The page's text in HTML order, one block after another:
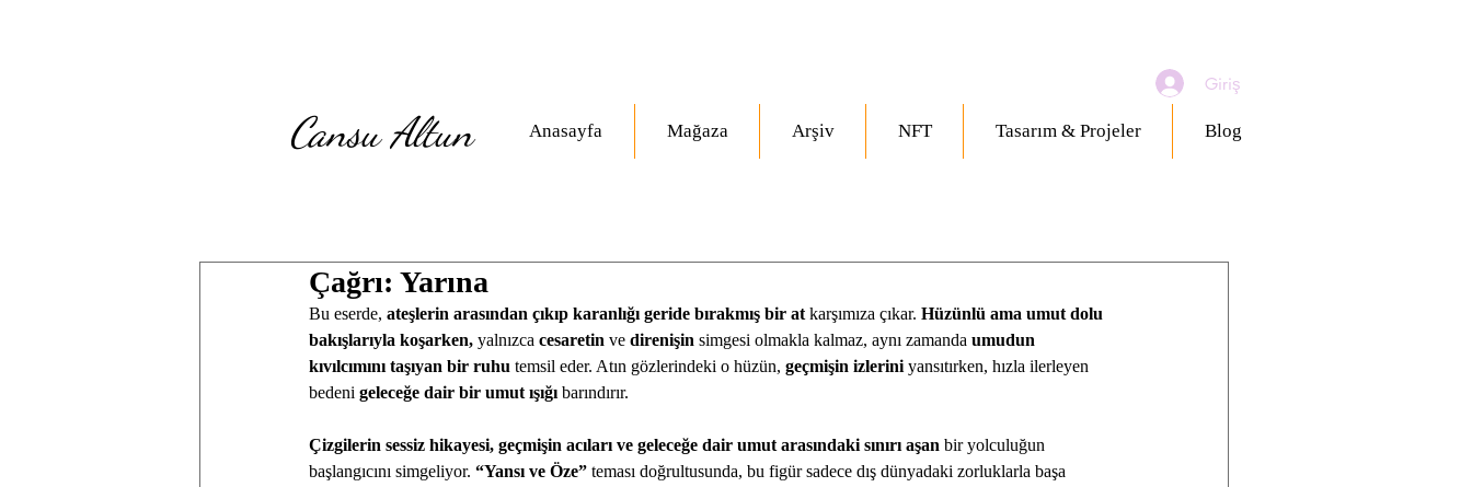
Giriş
Çağrı: Yarına
Bu eserde, ateşlerin arasından çıkıp karanlığı geride bırakmış bir at karşımıza çıkar. Hüzünlü ama umut dolu
bakışlarıyla koşarken, yalnızca cesaretin ve direnişin simgesi olmakla kalmaz, aynı zamanda umudun
kıvılcımını taşıyan bir ruhu temsil eder. Atın gözlerindeki o hüzün, geçmişin izlerini yansıtırken, hızla ilerleyen
bedeni geleceğe dair bir umut ışığı barındırır.
Çizgilerin sessiz hikayesi, geçmişin acıları ve geleceğe dair umut arasındaki sınırı aşan bir yolculuğun
başlangıcını simgeliyor. “Yansı ve Öze” teması doğrultusunda, bu figür sadece dış dünyadaki zorluklarla başa
Anasayfa Mağaza Arşiv NFT Tasarım & Projeler Blog
Cansu Altun